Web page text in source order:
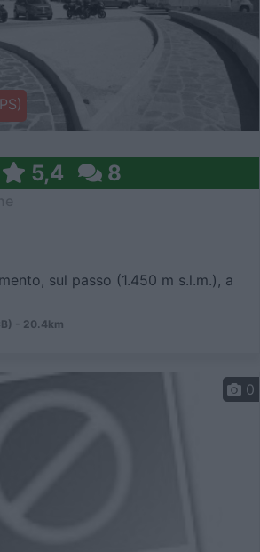
5,4 8
sul passo (1.450 m s.l.m.), a
- 20.4km
0